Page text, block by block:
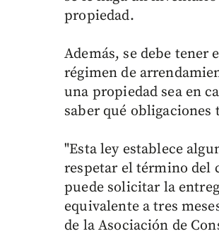
propiedad.
Además, se debe tener
régimen de
una propiedad sea en
saber qué obligaciones
"Esta ley establece
respetar el término del
puede solicitar la
equivalente a tres
de la Asociación de